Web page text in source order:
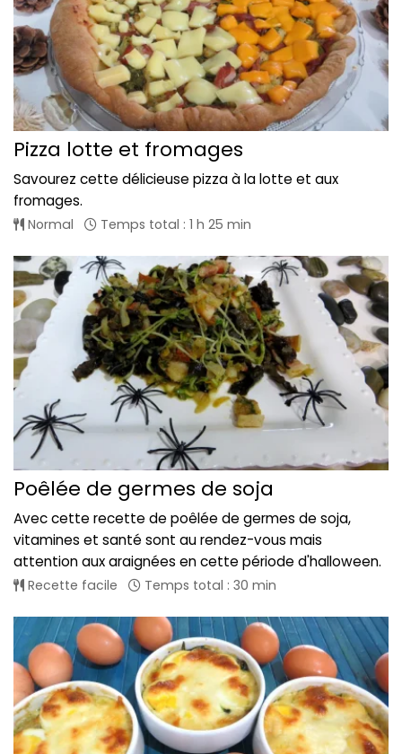
Pizza lotte et fromages
Savourez cette délicieuse pizza à la lotte et aux
fromages.
Normal Temps total : 1 h 25 min
Poêlée de germes de soja
Avec cette recette de poêlée de germes de soja,
vitamines et santé sont au rendez-vous mais
attention aux araignées en cette période d'halloween.
Recette facile Temps total : 30 min